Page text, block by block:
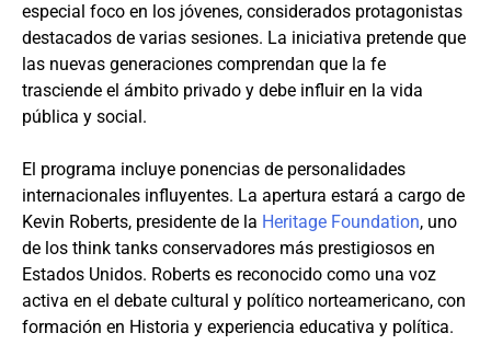
especial foco en los jóvenes, considerados protagonistas
destacados de varias sesiones. La iniciativa pretende que
las nuevas generaciones comprendan que la fe
trasciende el ámbito privado y debe influir en la vida
pública y social.
El programa incluye ponencias de personalidades
internacionales influyentes. La apertura estará a cargo de
Kevin Roberts, presidente de la Heritage Foundation, uno
de los think tanks conservadores más prestigiosos en
Estados Unidos. Roberts es reconocido como una voz
activa en el debate cultural y político norteamericano, con
formación en Historia y experiencia educativa y política.